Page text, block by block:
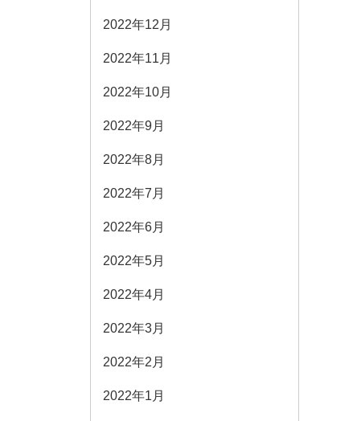
2022年12月
2022年11月
2022年10月
2022年9月
2022年8月
2022年7月
2022年6月
2022年5月
2022年4月
2022年3月
2022年2月
2022年1月